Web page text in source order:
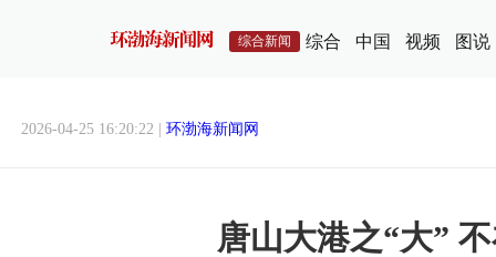
综合新闻 综合 中国 视频 图说
2026-04-25 16:20:22 | 环渤海新闻网
唐山大港之“大”